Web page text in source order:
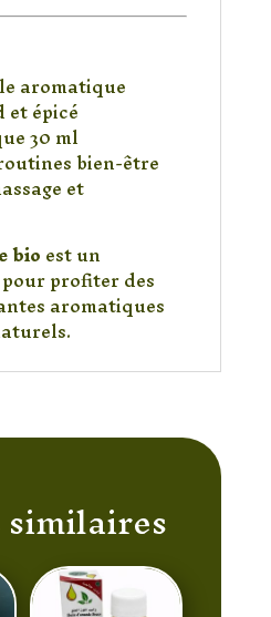
cette
aromatique
épicé
30 ml
bien-être
et
bioest un
profiter des
aromatiques